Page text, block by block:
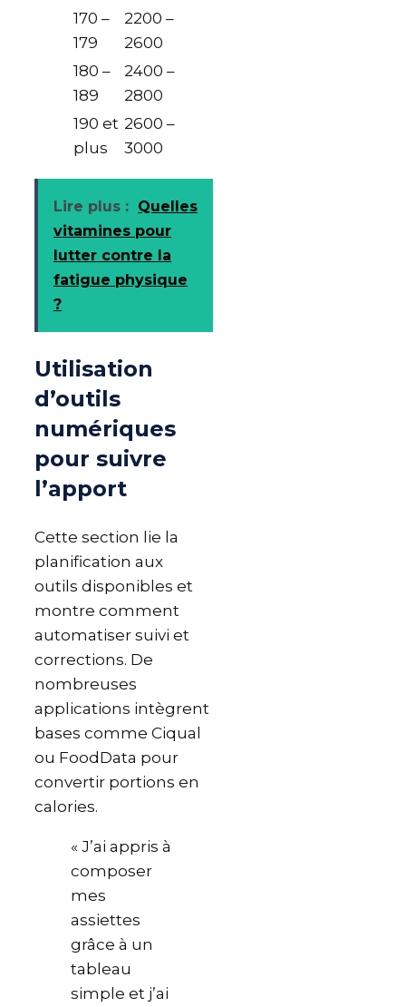
170 –
179
2200 –
2600
180 –
189
2400 –
2800
190 et
plus
2600 –
3000
Lire plus : Quelles
vitamines pour
lutter contre la
fatigue physique
?
Utilisation
d’outils
numériques
pour suivre
l’apport
Cette section lie la
planification aux
outils disponibles et
montre comment
automatiser suivi et
corrections. De
nombreuses
applications intègrent
bases comme Ciqual
ou FoodData pour
convertir portions en
calories.
« J’ai appris à
composer
mes
assiettes
grâce à un
tableau
simple et j’ai